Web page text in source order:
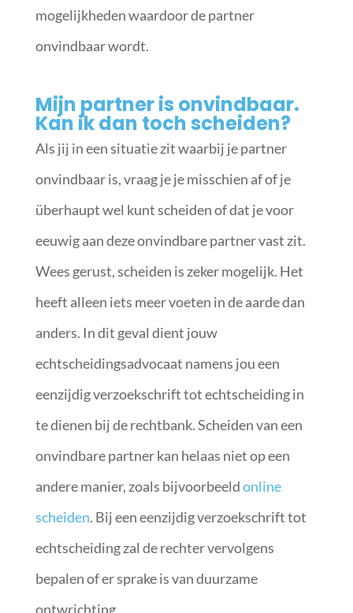
mogelijkheden waardoor de partner
onvindbaar wordt.
Mijn partner is onvindbaar.
Kan ik dan toch scheiden?
Als jij in een situatie zit waarbij je partner
onvindbaar is, vraag je je misschien af of je
überhaupt wel kunt scheiden of dat je voor
eeuwig aan deze onvindbare partner vast zit.
Wees gerust, scheiden is zeker mogelijk. Het
heeft alleen iets meer voeten in de aarde dan
anders. In dit geval dient jouw
echtscheidingsadvocaat namens jou een
eenzijdig verzoekschrift tot echtscheiding in
te dienen bij de rechtbank. Scheiden van een
onvindbare partner kan helaas niet op een
andere manier, zoals bijvoorbeeldonline
scheiden. Bij een eenzijdig verzoekschrift tot
echtscheiding zal de rechter vervolgens
bepalen of er sprake is van duurzame
ontwrichting.